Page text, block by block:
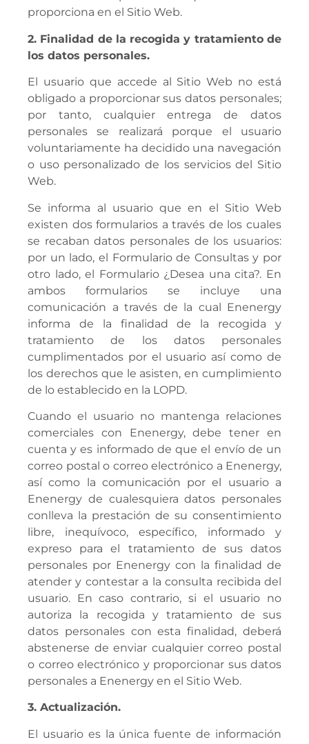
proporciona en el Sitio Web.
2. Finalidad de la recogida y tratamiento de
los datos personales.
El usuario que accede al Sitio Web no está
obligado a proporcionar sus datos personales;
por tanto, cualquier entrega de datos
personales se realizará porque el usuario
voluntariamente ha decidido una navegación
o uso personalizado de los servicios del Sitio
Web.
Se informa al usuario que en el Sitio Web
existen dos formularios a través de los cuales
se recaban datos personales de los usuarios:
por un lado, el Formulario de Consultas y por
otro lado, el Formulario ¿Desea una cita?. En
ambos formularios se incluye una
comunicación a través de la cual Enenergy
informa de la finalidad de la recogida y
tratamiento de los datos personales
cumplimentados por el usuario así como de
los derechos que le asisten, en cumplimiento
de lo establecido en la LOPD.
Cuando el usuario no mantenga relaciones
comerciales con Enenergy, debe tener en
cuenta y es informado de que el envío de un
correo postal o correo electrónico a Enenergy,
así como la comunicación por el usuario a
Enenergy de cualesquiera datos personales
conlleva la prestación de su consentimiento
libre, inequívoco, específico, informado y
expreso para el tratamiento de sus datos
personales por Enenergy con la finalidad de
atender y contestar a la consulta recibida del
usuario. En caso contrario, si el usuario no
autoriza la recogida y tratamiento de sus
datos personales con esta finalidad, deberá
abstenerse de enviar cualquier correo postal
o correo electrónico y proporcionar sus datos
personales a Enenergy en el Sitio Web.
3. Actualización.
El usuario es la única fuente de información